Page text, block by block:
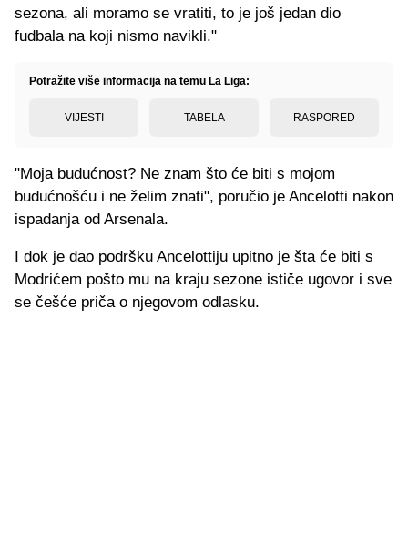
sezona, ali moramo se vratiti, to je još jedan dio
fudbala na koji nismo navikli."
Potražite više informacija na temu La Liga:
VIJESTI TABELA RASPORED
"Moja budućnost? Ne znam što će biti s mojom
budućnošću i ne želim znati", poručio je Ancelotti nakon
ispadanja od Arsenala.
I dok je dao podršku Ancelottiju upitno je šta će biti s
Modrićem pošto mu na kraju sezone ističe ugovor i sve
se češće priča o njegovom odlasku.